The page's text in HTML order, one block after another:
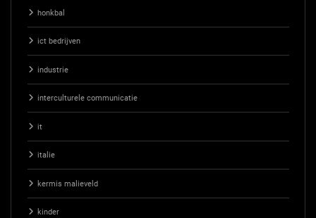
honkbal
ict bedrijven
industrie
interculturele communicatie
it
italie
kermis malieveld
kinder